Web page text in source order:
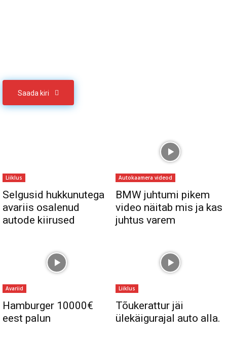
Saada kiri
Liiklus
Selgusid hukkunutega
avariis osalenud
autode kiirused
Autokaamera videod
BMW juhtumi pikem
video näitab mis ja kas
juhtus varem
Avariid
Hamburger 10000€
eest palun
Liiklus
Tõukerattur jäi
ülekäigurajal auto alla.